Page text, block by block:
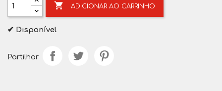
 ADICIONAR AO CARRINHO
✔ Disponível
Partilhar